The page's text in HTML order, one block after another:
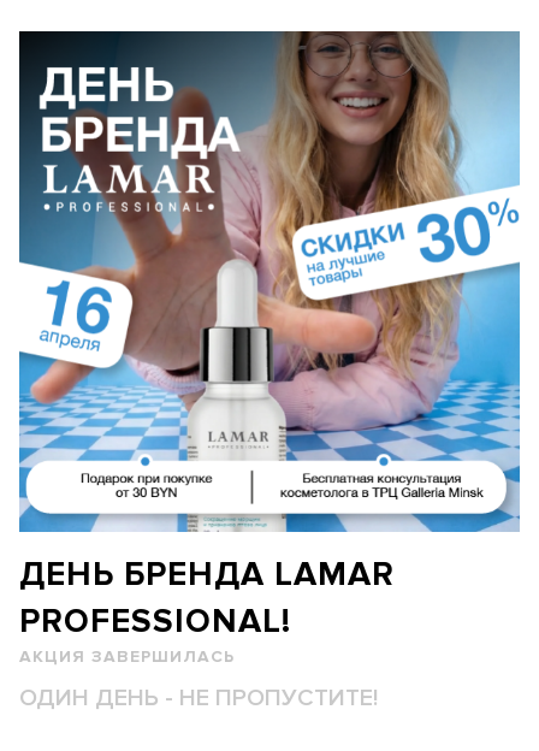
ДЕНЬ БРЕНДА LAMAR
PROFESSIONAL!
АКЦИЯ ЗАВЕРШИЛАСЬ
ОДИН ДЕНЬ - НЕ ПРОПУСТИТЕ!